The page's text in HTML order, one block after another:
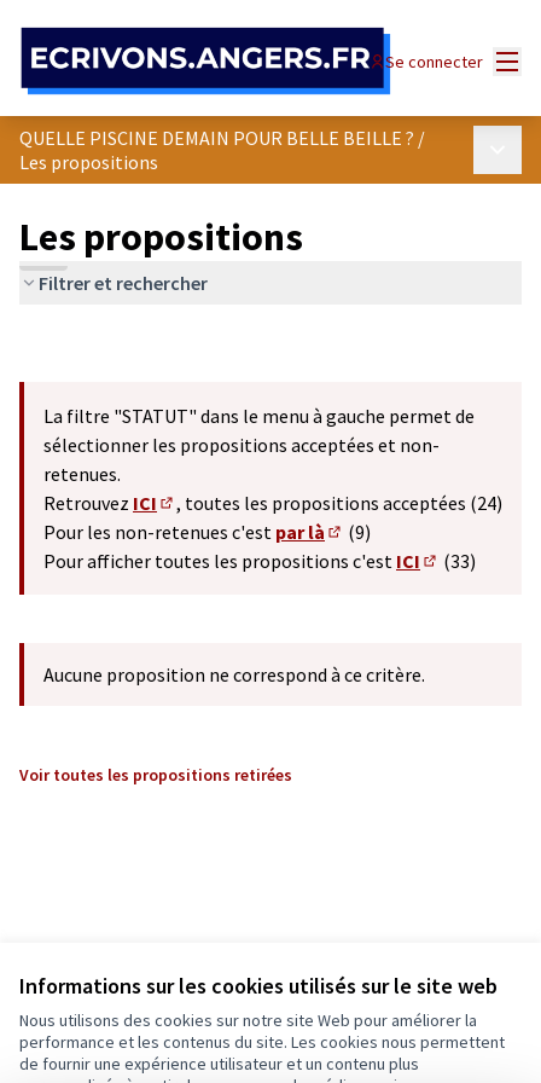
Informations sur les cookies utilisés sur le site web
Nous utilisons des cookies sur notre site Web pour améliorer la
performance et les contenus du site. Les cookies nous permettent
de fournir une expérience utilisateur et un contenu plus
Se connecter
QUELLE PISCINE DEMAIN POUR BELLE BEILLE ? /
Les propositions
Les propositions
Filtrer et rechercher
La filtre "STATUT" dans le menu à gauche permet de
sélectionner les propositions acceptées et non-
retenues.
Retrouvez ICI
(S'ouvre dans un nouvel onglet)
, toutes les propositions acceptées (24)
Pour les non-retenues c'est par là
(S'ouvre dans un nouvel
(9)
Pour afficher toutes les propositions c'est ICI
(33)
Aucune proposition ne correspond à ce critère.
Voir toutes les propositions retirées